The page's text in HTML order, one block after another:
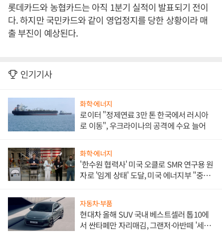
롯데카드와 농협카드는 아직 1분기 실적이 발표되기 전이
다. 하지만 국민카드와 같이 영업정지를 당한 상황이라 매
출 부진이 예상된다.
인기기사
화학·에너지
로이터 "정제연료 3만 톤 한국에서 러시아
로 이동", 우크라이나의 공격에 수요 늘어
화학·에너지
'한수원 협력사' 미국 오클로 SMR 연구용 원
자로 '임계 상태' 도달, 미국 에너지부 "중요
자동차·부품
현대차 올해 SUV 국내 베스트셀러 톱10에
서 싼타페만 자리매김, 그랜저·아반떼 '세단